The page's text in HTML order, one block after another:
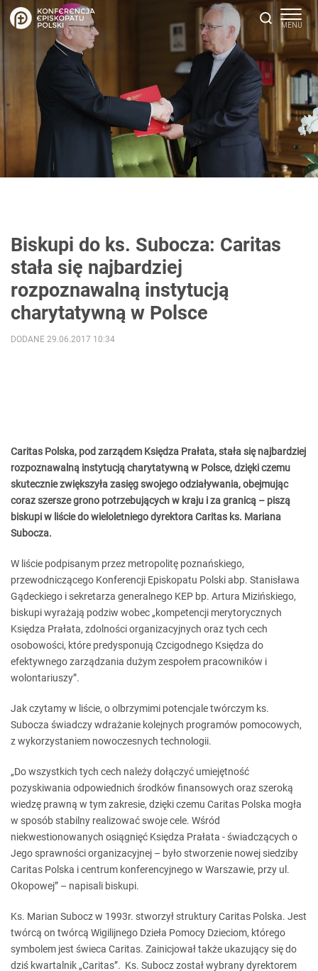
Biskupi do ks. Subocza: Caritas
stała się najbardziej
rozpoznawalną instytucją
charytatywną w Polsce
DODANE 29.06.2017 10:34
Caritas Polska, pod zarządem Księdza Prałata, stała się najbardziej
rozpoznawalną instytucją charytatywną w Polsce, dzięki czemu
skutecznie zwiększyła zasięg swojego odziaływania, obejmując
coraz szersze grono potrzebujących w kraju i za granicą – piszą
biskupi w liście do wieloletniego dyrektora Caritas ks. Mariana
Subocza.
W liście podpisanym przez metropolitę poznańskiego,
przewodniczącego Konferencji Episkopatu Polski abp. Stanisława
Gądeckiego i sekretarza generalnego KEP bp. Artura Mizińskiego,
biskupi wyrażają podziw wobec „kompetencji merytorycznych
Księdza Prałata, zdolności organizacyjnych oraz tych cech
osobowości, które predysponują Czcigodnego Księdza do
efektywnego zarządzania dużym zespołem pracowników i
wolontariuszy”.
Jak czytamy w liście, o olbrzymimi potencjale twórczym ks.
Subocza świadczy wdrażanie kolejnych programów pomocowych,
z wykorzystaniem nowoczesnych technologii.
„Do wszystkich tych cech należy dołączyć umiejętność
pozyskiwania odpowiednich środków finansowych oraz szeroką
wiedzę prawną w tym zakresie, dzięki czemu Caritas Polska mogła
w sposób stabilny realizować swoje cele. Wśród
niekwestionowanych osiągnięć Księdza Prałata - świadczących o
Jego sprawności organizacyjnej – było stworzenie nowej siedziby
Caritas Polska i centrum konferencyjnego w Warszawie, przy ul.
Okopowej” – napisali biskupi.
Ks. Marian Subocz w 1993r. stworzył struktury Caritas Polska. Jest
twórcą on twórcą Wigilijnego Dzieła Pomocy Dzieciom, którego
symbolem jest świeca Caritas. Zainicjował także ukazujący się do
dziś kwartalnik „Caritas”. Ks. Subocz został wybrany dyrektorem